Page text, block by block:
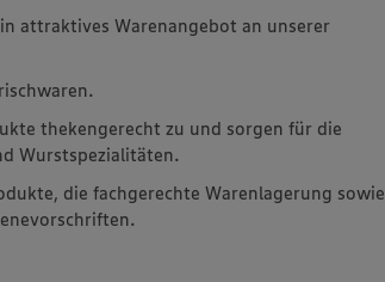
attraktives Warenangebot an unserer
thekengerecht zu und sorgen für die
Wurstspezialitäten.
die fachgerechte Warenlagerung sowie